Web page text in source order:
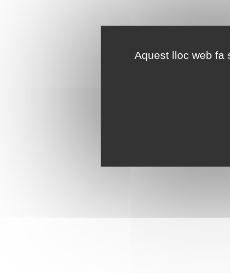
Aquest lloc web fa